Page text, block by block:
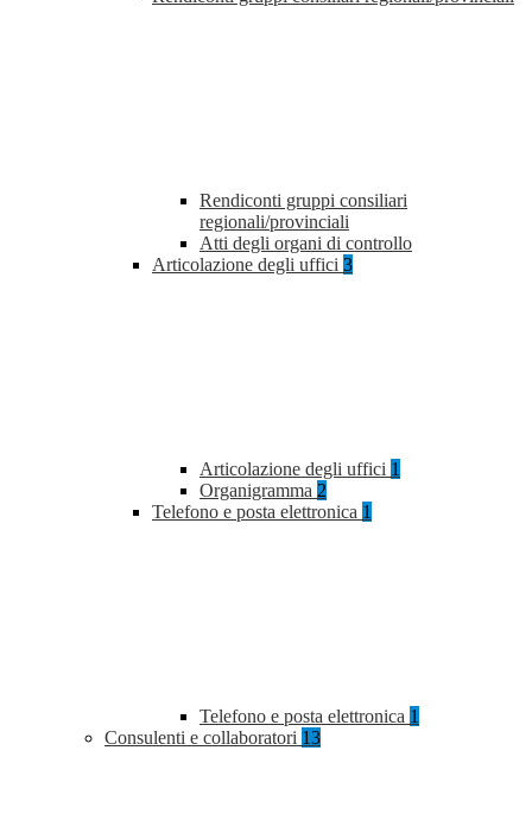
Rendiconti gruppi consiliari
regionali/provinciali
Atti degli organi di controllo
Articolazione degli uffici 3
Articolazione degli uffici 1
Organigramma 2
Telefono e posta elettronica 1
Telefono e posta elettronica 1
Consulenti e collaboratori 13